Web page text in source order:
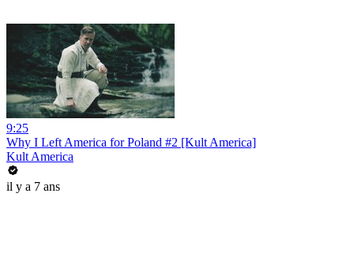
9:25
Why I Left America for Poland #2 [Kult America]
Kult America
il y a 7 ans